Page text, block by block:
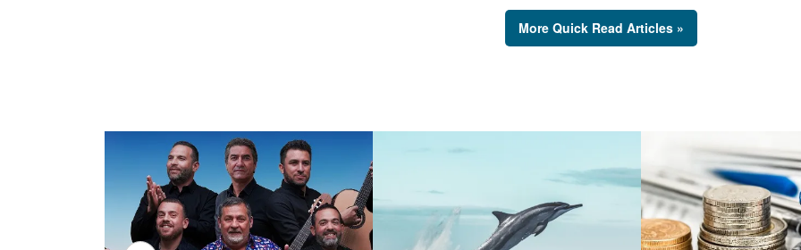
More Quick Read Articles »